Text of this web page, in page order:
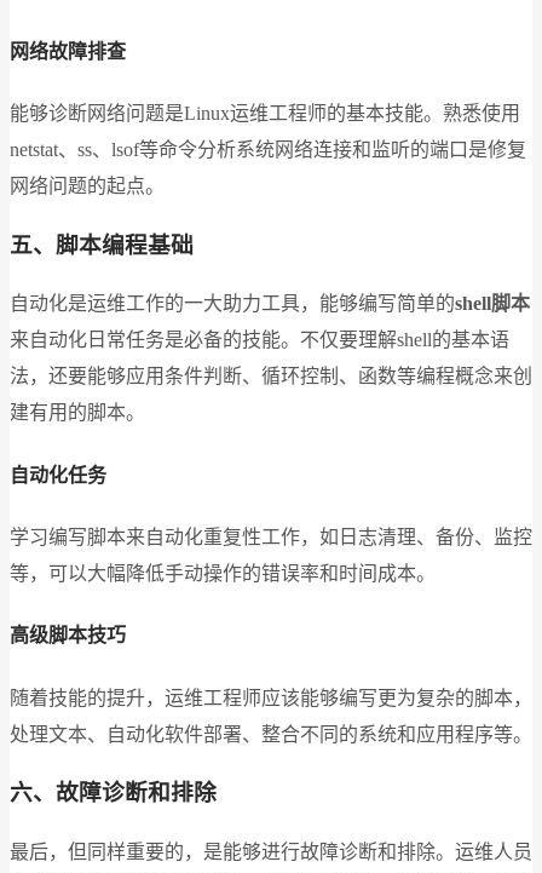
网络故障排查
能够诊断网络问题是Linux运维工程师的基本技能。熟悉使用
netstat、ss、lsof等命令分析系统网络连接和监听的端口是修复
网络问题的起点。
五、脚本编程基础
自动化是运维工作的一大助力工具，能够编写简单的shell脚本
来自动化日常任务是必备的技能。不仅要理解shell的基本语
法，还要能够应用条件判断、循环控制、函数等编程概念来创
建有用的脚本。
自动化任务
学习编写脚本来自动化重复性工作，如日志清理、备份、监控
等，可以大幅降低手动操作的错误率和时间成本。
高级脚本技巧
随着技能的提升，运维工程师应该能够编写更为复杂的脚本，
处理文本、自动化软件部署、整合不同的系统和应用程序等。
六、故障诊断和排除
最后，但同样重要的，是能够进行故障诊断和排除。运维人员